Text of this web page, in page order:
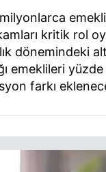
kritik rol
dönemindeki
emeklileri
farkı